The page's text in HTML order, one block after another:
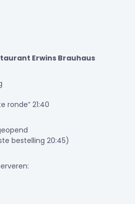
Erwins Brauhaus
ronde” 21:40
bestelling 20:45)